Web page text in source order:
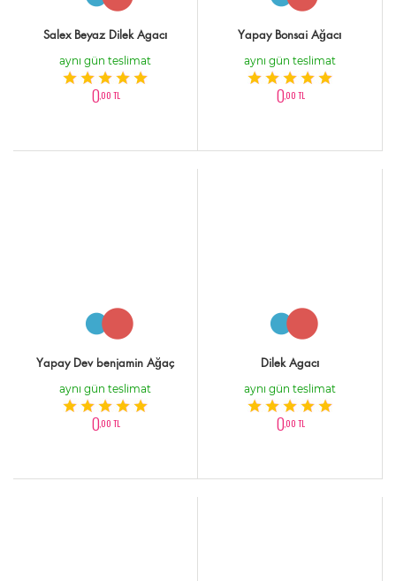
Salex Beyaz Dilek Agacı
aynı gün teslimat
0,00 TL
Yapay Bonsai Ağacı
aynı gün teslimat
0,00 TL
Yapay Dev benjamin Ağaç
aynı gün teslimat
0,00 TL
Dilek Agacı
aynı gün teslimat
0,00 TL